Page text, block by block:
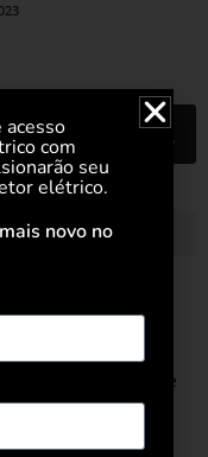
a rede de
Governo de Minas e
os municípios
acesso
com
seu
elétrico.
novo no